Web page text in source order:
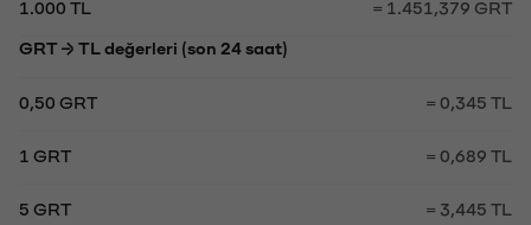
1.000 TL = 1.451,379 GRT
GRT → TL değerleri (son 24 saat)
0,50 GRT = 0,345 TL
1 GRT = 0,689 TL
5 GRT = 3,445 TL